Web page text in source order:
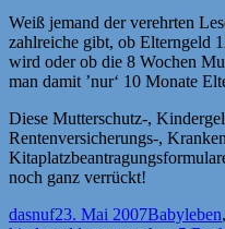
Weiß jemand der verehrten
zahlreiche gibt, ob Elterngeld
wird oder ob die 8 Wochen
man damit ’nur‘ 10 Monate
Diese Mutterschutz-,
Rentenversicherungs-,
noch ganz verrückt!
Autor
dasnufVeröffentlicht
23. Mai 2007Kategorien
Babyleben,